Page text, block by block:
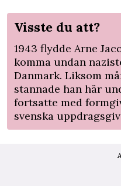
Visste du att?
1943 flydde Arne
komma undan
Danmark. Liksom
stannade han här
fortsatte med
svenska